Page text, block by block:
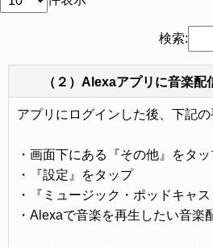
検索:
（２）Alexaアプリに音楽配
アプリにログインした後、下記の
・画面下にある『その他』をタ
・『設定』をタップ
・『ミュージック・ポッドキャ
・Alexaで音楽を再生したい音楽